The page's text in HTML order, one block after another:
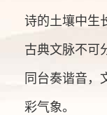
诗的土壤中生
古典文脉不可
同台奏谐音，
彩气象。